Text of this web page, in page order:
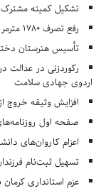
تشکیل کمیته
رفع تصرف ۱۷۸۰ مترمربع از اراضی ملی روستای سرودار کرج
تأسیس هنرستان
اردوی جهادی سلامت
افزایش وثیقه خروج از
صفحه اول روزنامه‌های 8 مرداد
اعزام کاروان‌های
تسهیل ثبت‌نام
عزم استانداری